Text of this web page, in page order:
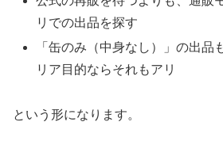
リでの出品を探す
「缶のみ（中身なし）」の出品
リア目的ならそれもアリ
という形になります。